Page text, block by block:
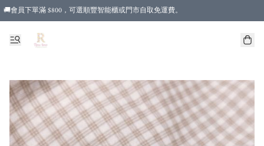
🚚會員下單滿 $800，可選順豐智能櫃或門市自取免運費。